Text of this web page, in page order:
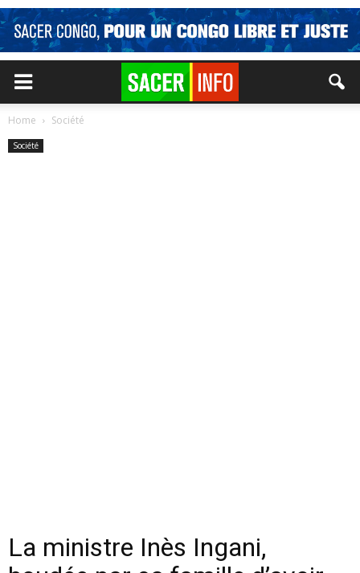
Home Société
Société
La ministre Inès Ingani,